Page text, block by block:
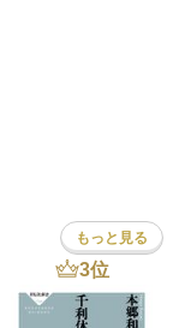
す。著者は”有
ら”平時”の運用に
の時の村山首相の
島第一原発事故
織が”有事”と”平
生するのは残念で
は伸びないのかも
書のような伝承を
危機に備えるよう
もっと見る
3位